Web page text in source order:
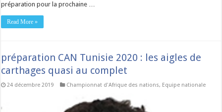
préparation pour la prochaine …
Read More »
préparation CAN Tunisie 2020 : les aigles de
carthages quasi au complet
24 décembre 2019 Championnat d'Afrique des nations, Equipe nationale